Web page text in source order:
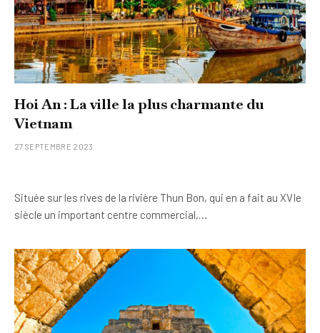
Hoi An : La ville la plus charmante du
Vietnam
27 SEPTEMBRE 2023
Située sur les rives de la rivière Thun Bon, qui en a fait au XVIe
siècle un important centre commercial,…